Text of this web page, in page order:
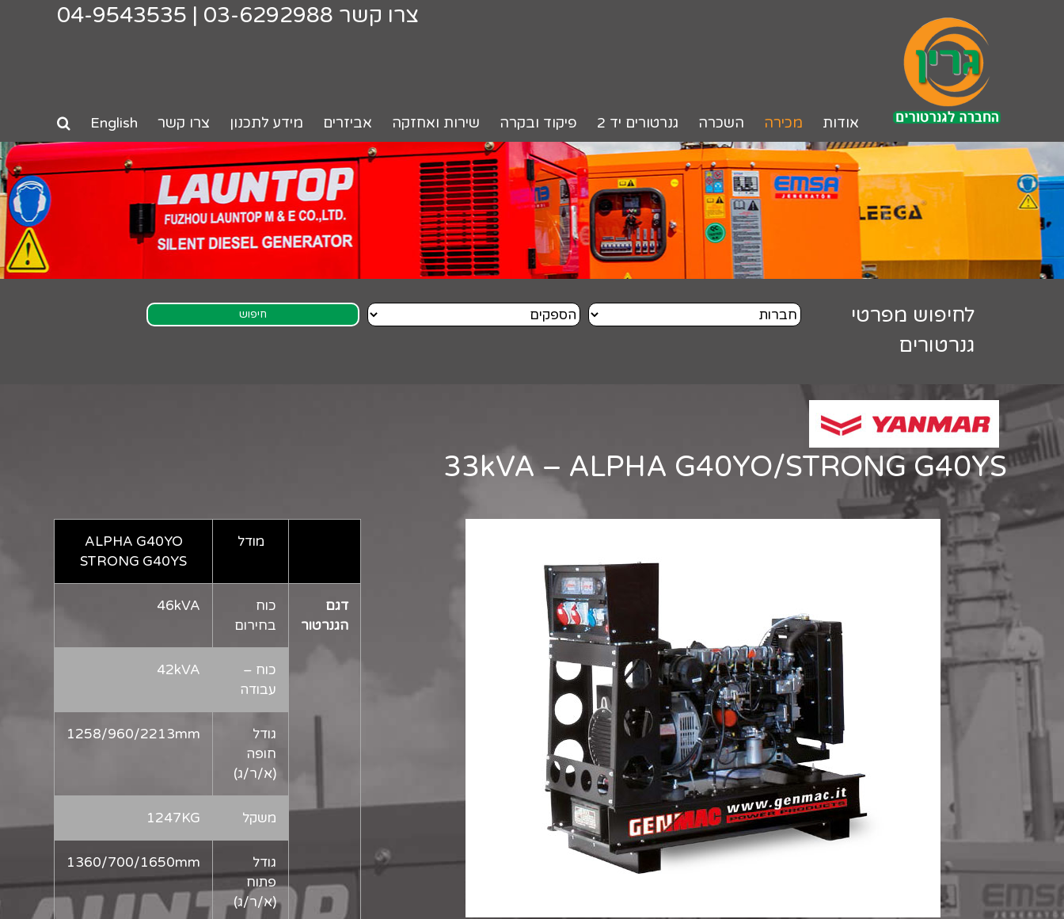
צרו קשר 04-9543535 | 03-6292988
אודות מכירה השכרה גנרטורים יד 2 פיקוד ובקרה שירות ואחזקה אביזרים מידע לתכנון צרו קשר English
לחיפוש מפרטי
גנרטורים
33kVA – ALPHA G40YO/STRONG G40YS
מודל
ALPHA G40YO
STRONG G40YS
דגם
הגנרטור
כוח
בחירום
46kVA
כוח –
עבודה
42kVA
גודל
חופה
(א/ר/ג)
1258/960/2213mm
משקל 1247KG
גודל
פתוח
(א/ר/ג)
1360/700/1650mm